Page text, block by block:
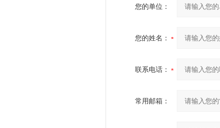
您的单位：
您的姓名：
联系电话：
常用邮箱：